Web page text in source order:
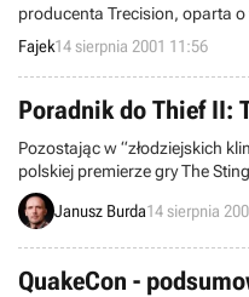
producenta Trecision, oparta
i przyjazny interfejs
prywatnego detektywa
panią mecenas, Victorią
tajemnicze urządzenie,
świata. Mimo iż wiadomo, że
musimy się spieszyć gdyż na
piętnaście godzin.
Fajek14 sierpnia 2001 11:56
Poradnik do Thief II:
Pozostając w “złodziejskich
polskiej premierze gry The
materiał dotyczący gry w
wcielenia się w rolę złodzieja –
Janusz Burda14 sierpnia
QuakeCon -